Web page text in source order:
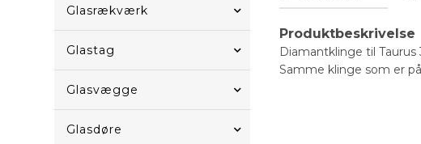
Glasrækværk
Glastag
Glasvægge
Glasdøre
Produktbeskrivelse
Diamantklinge til Taurus
Samme klinge som er